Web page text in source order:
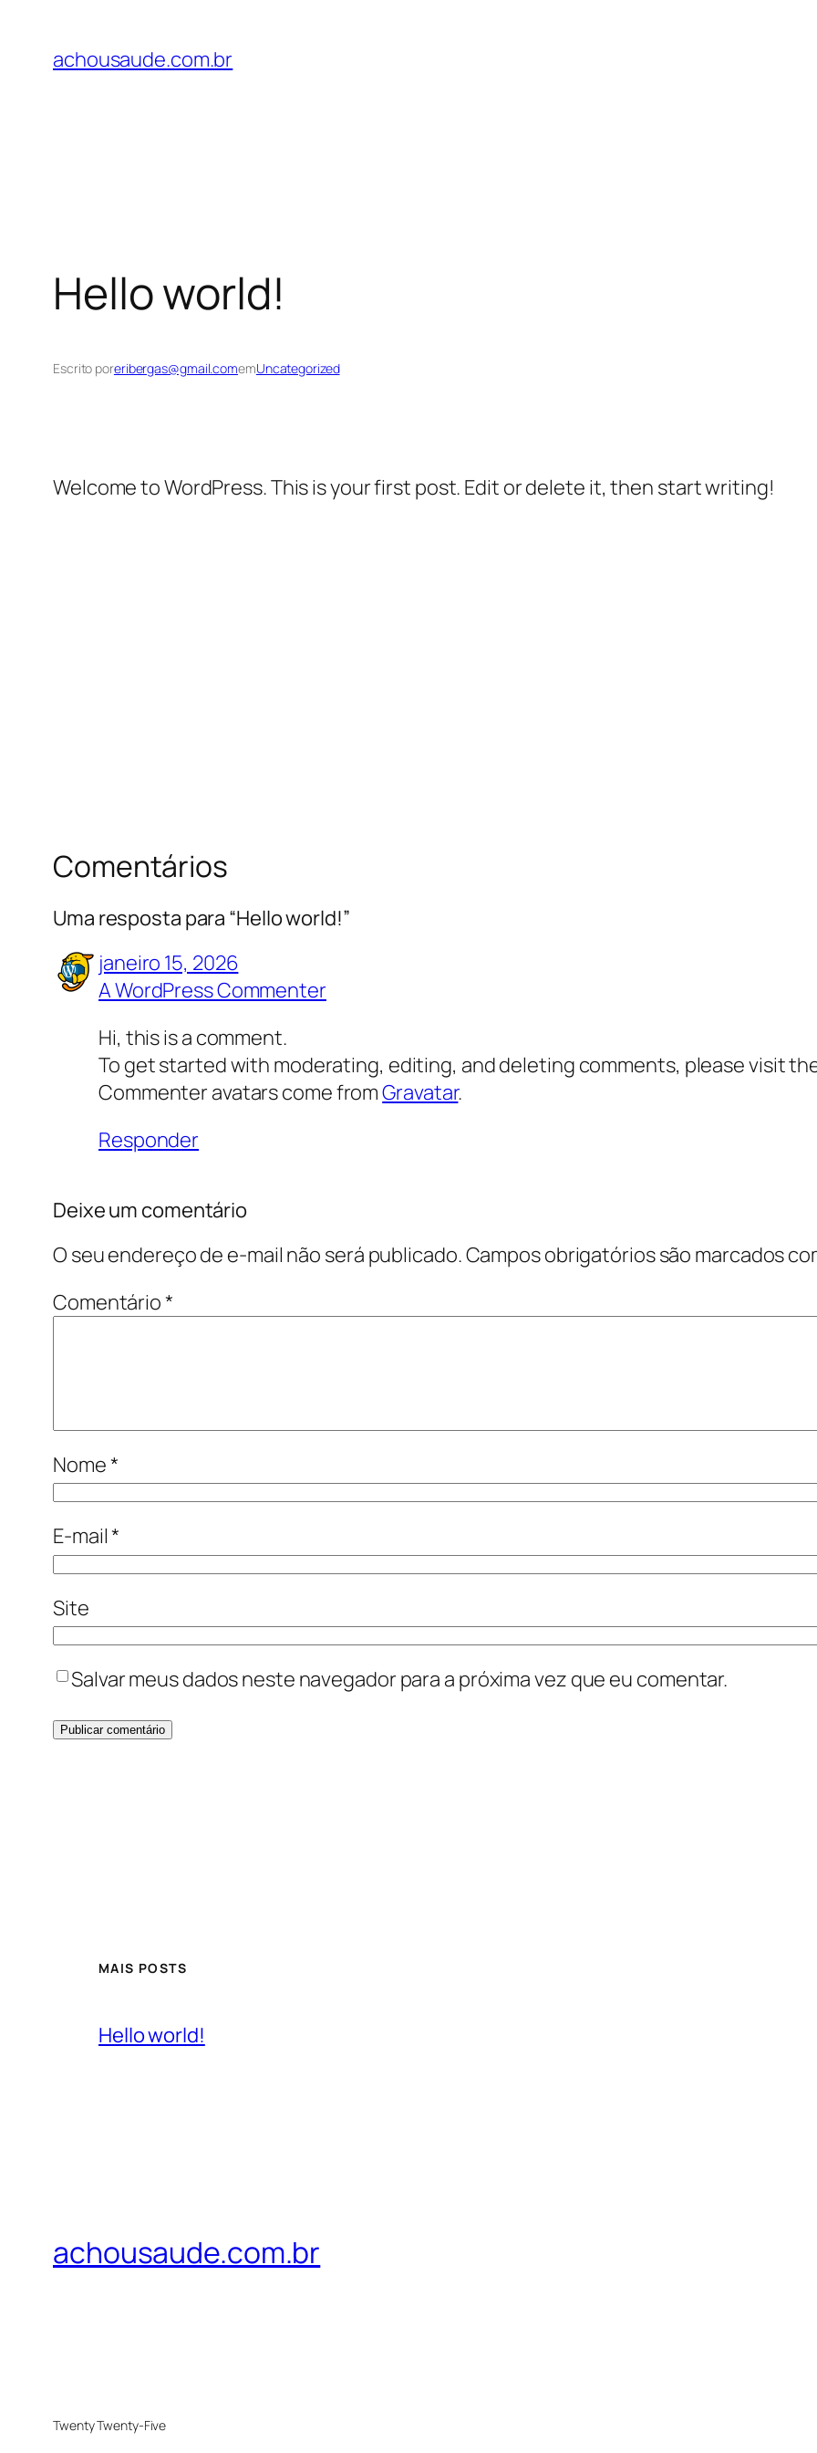
achousaude.com.br
Hello world!
Escrito poreribergas@gmail.comemUncategorized
Welcome to WordPress. This is your first post. Edit or delete it, then start writing!
Comentários
Uma resposta para “Hello world!”
janeiro 15, 2026
A WordPress Commenter
Hi, this is a comment.
To get started with moderating, editing, and deleting comments, please visit
Commenter avatars come fromGravatar.
Responder
Deixe um comentário
O seu endereço de e-mail não será publicado.Campos obrigatórios são marcados
Comentário*
Nome*
E-mail*
Site
Salvar meus dados neste navegador para a próxima vez que eu comentar.
MAIS POSTS
Hello world!
achousaude.com.br
Twenty Twenty-Five